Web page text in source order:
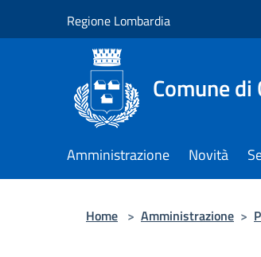
Regione Lombardia
Comune di
Amministrazione Novità
Home > Amministrazione >